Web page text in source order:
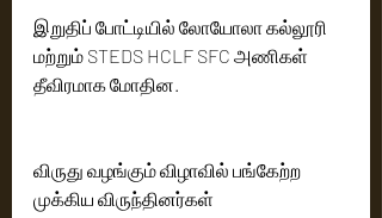
இறுதிப் போட்டியில் லோயோலா கல்லூரி
மற்றும் STEDS HCLF SFC அணிகள்
தீவிரமாக மோதின.
விருது வழங்கும் விழாவில் பங்கேற்ற
முக்கிய விருந்தினர்கள்